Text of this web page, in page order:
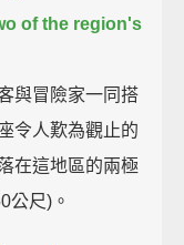
of the region's
與冒險家一同搭
令人歎為觀止的
在這地區的兩極
公尺)。